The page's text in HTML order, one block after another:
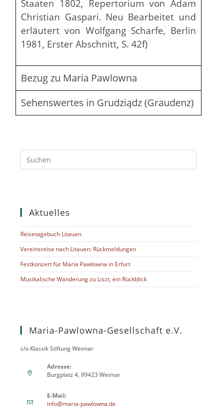
Staaten 1802, Repertorium von Adam
Christian Gaspari. Neu Bearbeitet und
erläutert von Wolfgang Scharfe, Berlin
1981, Erster Abschnitt, S. 42f)
Bezug zu Maria Pawlowna
Sehenswertes in Grudziądz (Graudenz)
Aktuelles
Reisetagebuch Litauen
Vereinsreise nach Litauen: Rückmeldungen
Festkonzert für Maria Pawlowna in Erfurt
Musikalische Wanderung zu Liszt, ein Rückblick
Maria-Pawlowna-Gesellschaft e.V.
c/o Klassik Stiftung Weimar
Adresse:
Burgplatz 4, 99423 Weimar
E-Mail:
info@maria-pawlowna.de